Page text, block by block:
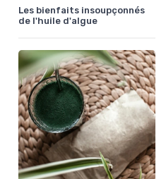
Les bienfaits insoupçonnés
de l'huile d'algue